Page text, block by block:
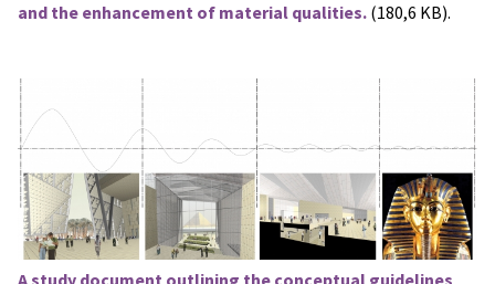
and the enhancement of material qualities. (180,6 KB).